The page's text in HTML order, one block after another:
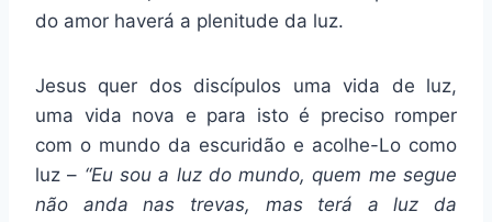
do amor haverá a plenitude da luz.
Jesus quer dos discípulos uma vida de luz,
uma vida nova e para isto é preciso romper
com o mundo da escuridão e acolhe-Lo como
luz – “Eu sou a luz do mundo, quem me segue
não anda nas trevas, mas terá a luz da